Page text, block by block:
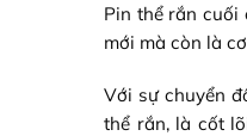
Pin thể rắn
mới mà còn là
Với sự chuyển
thể rắn, là cốt